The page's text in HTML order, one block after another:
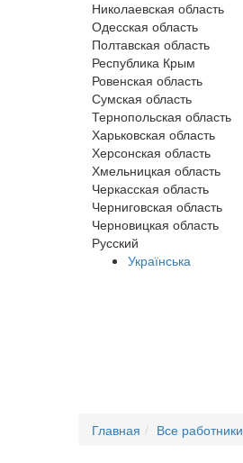
Николаевская область
Одесская область
Полтавская область
Республика Крым
Ровенская область
Сумская область
Тернопольская область
Харьковская область
Херсонская область
Хмельницкая область
Черкасская область
Черниговская область
Черновицкая область
Русский
Українська
Главная
Все работники